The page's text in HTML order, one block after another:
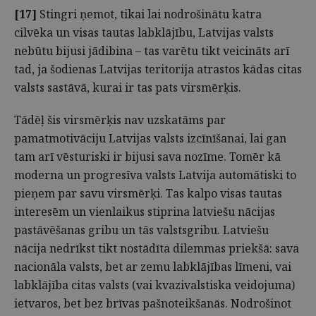
[17] Stingri ņemot, tikai lai nodrošinātu katra
cilvēka un visas tautas labklājību, Latvijas valsts
nebūtu bijusi jādibina – tas varētu tikt veicināts arī
tad, ja šodienas Latvijas teritorija atrastos kādas citas
valsts sastāvā, kurai ir tas pats virsmērķis.
Tādēļ šis virsmērķis nav uzskatāms par
pamatmotivāciju Latvijas valsts izcīnīšanai, lai gan
tam arī vēsturiski ir bijusi sava nozīme. Tomēr kā
moderna un progresīva valsts Latvija automātiski to
pieņem par savu virsmērķi. Tas kalpo visas tautas
interesēm un vienlaikus stiprina latviešu nācijas
pastāvēšanas gribu un tās valstsgribu. Latviešu
nācija nedrīkst tikt nostādīta dilemmas priekšā: sava
nacionāla valsts, bet ar zemu labklājības līmeni, vai
labklājība citas valsts (vai kvazivalstiska veidojuma)
ietvaros, bet bez brīvas pašnoteikšanās. Nodrošinot